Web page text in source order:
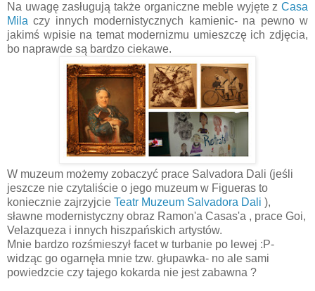
Na uwagę zasługują także organiczne meble wyjęte z Casa
Mila czy innych modernistycznych kamienic- na pewno w
jakimś wpisie na temat modernizmu umieszczę ich zdjęcia,
bo naprawde są bardzo ciekawe.
W muzeum możemy zobaczyć prace Salvadora Dali (jeśli
jeszcze nie czytaliście o jego muzeum w Figueras to
koniecznie zajrzyjcie Teatr Muzeum Salvadora Dali ),
sławne modernistyczny obraz Ramon'a Casas'a , prace Goi,
Velazqueza i innych hiszpańskich artystów.
Mnie bardzo rozśmieszył facet w turbanie po lewej :P-
widząc go ogarnęła mnie tzw. głupawka- no ale sami
powiedzcie czy tajego kokarda nie jest zabawna ?